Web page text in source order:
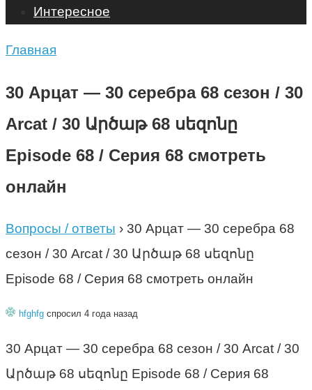
Интересное
Главная
30 Арцат — 30 серебра 68 сезон / 30
Arcat / 30 Արծաթ 68 սեզոնը
Episode 68 / Серия 68 смотреть
онлайн
Вопросы / ответы › 30 Арцат — 30 серебра 68
сезон / 30 Arcat / 30 Արծաթ 68 սեզոնը
Episode 68 / Серия 68 смотреть онлайн
hfghfg спросил 4 года назад
30 Арцат — 30 серебра 68 сезон / 30 Arcat / 30
Արծաթ 68 սեզոնը Episode 68 / Серия 68